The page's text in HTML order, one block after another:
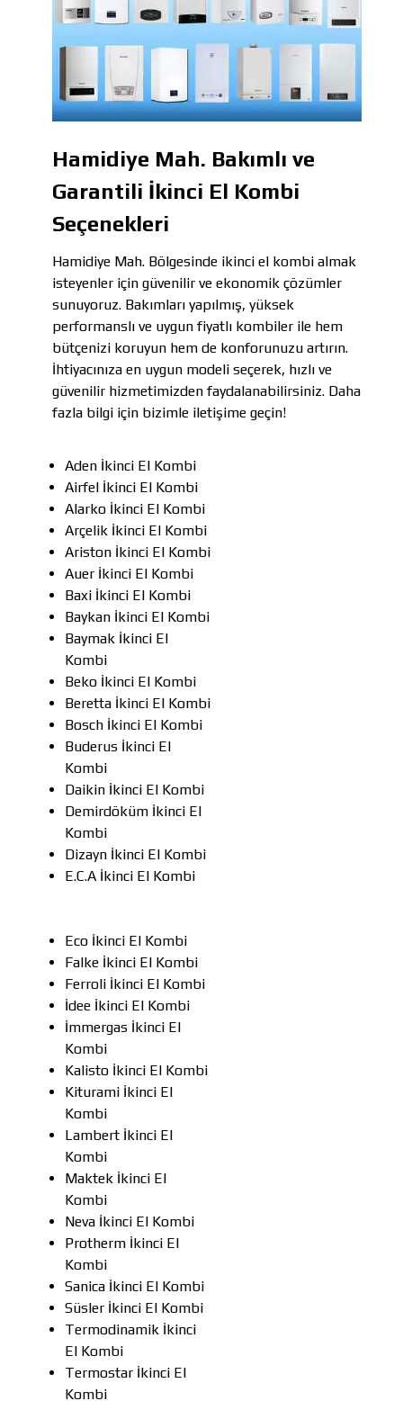
Hamidiye Mah. Bakımlı ve
Garantili İkinci El Kombi
Seçenekleri
Hamidiye Mah. Bölgesinde ikinci el kombi almak
isteyenler için güvenilir ve ekonomik çözümler
sunuyoruz. Bakımları yapılmış, yüksek
performanslı ve uygun fiyatlı kombiler ile hem
bütçenizi koruyun hem de konforunuzu artırın.
İhtiyacınıza en uygun modeli seçerek, hızlı ve
güvenilir hizmetimizden faydalanabilirsiniz. Daha
fazla bilgi için bizimle iletişime geçin!
Aden İkinci El Kombi
Airfel İkinci El Kombi
Alarko İkinci El Kombi
Arçelik İkinci El Kombi
Ariston İkinci El Kombi
Auer İkinci El Kombi
Baxi İkinci El Kombi
Baykan İkinci El Kombi
Baymak İkinci El
Kombi
Beko İkinci El Kombi
Beretta İkinci El Kombi
Bosch İkinci El Kombi
Buderus İkinci El
Kombi
Daikin İkinci El Kombi
Demirdöküm İkinci El
Kombi
Dizayn İkinci El Kombi
E.C.A İkinci El Kombi
Eco İkinci El Kombi
Falke İkinci El Kombi
Ferroli İkinci El Kombi
İdee İkinci El Kombi
İmmergas İkinci El
Kombi
Kalisto İkinci El Kombi
Kiturami İkinci El
Kombi
Lambert İkinci El
Kombi
Maktek İkinci El
Kombi
Neva İkinci El Kombi
Protherm İkinci El
Kombi
Sanica İkinci El Kombi
Süsler İkinci El Kombi
Termodinamik İkinci
El Kombi
Termostar İkinci El
Kombi